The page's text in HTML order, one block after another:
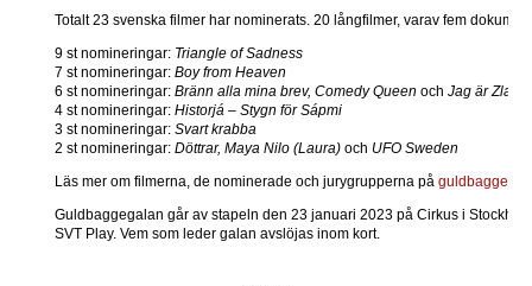
Totalt 23 svenska filmer har nominerats. 20 långfilmer, varav fem
9 st nomineringar: Triangle of Sadness
7 st nomineringar: Boy from Heaven
6 st nomineringar: Bränn alla mina brev, Comedy Queen och Jag är Zlatan
4 st nomineringar: Historjá – Stygn för Sápmi
3 st nomineringar:Svart krabba
2 st nomineringar: Döttrar, Maya Nilo (Laura) och UFO Sweden
Läs mer om filmerna, de nominerade och jurygrupperna på
Guldbaggegalan går av stapeln den 23 januari 2023 på Cirkus i
SVT Play. Vem som leder galan avslöjas inom kort.